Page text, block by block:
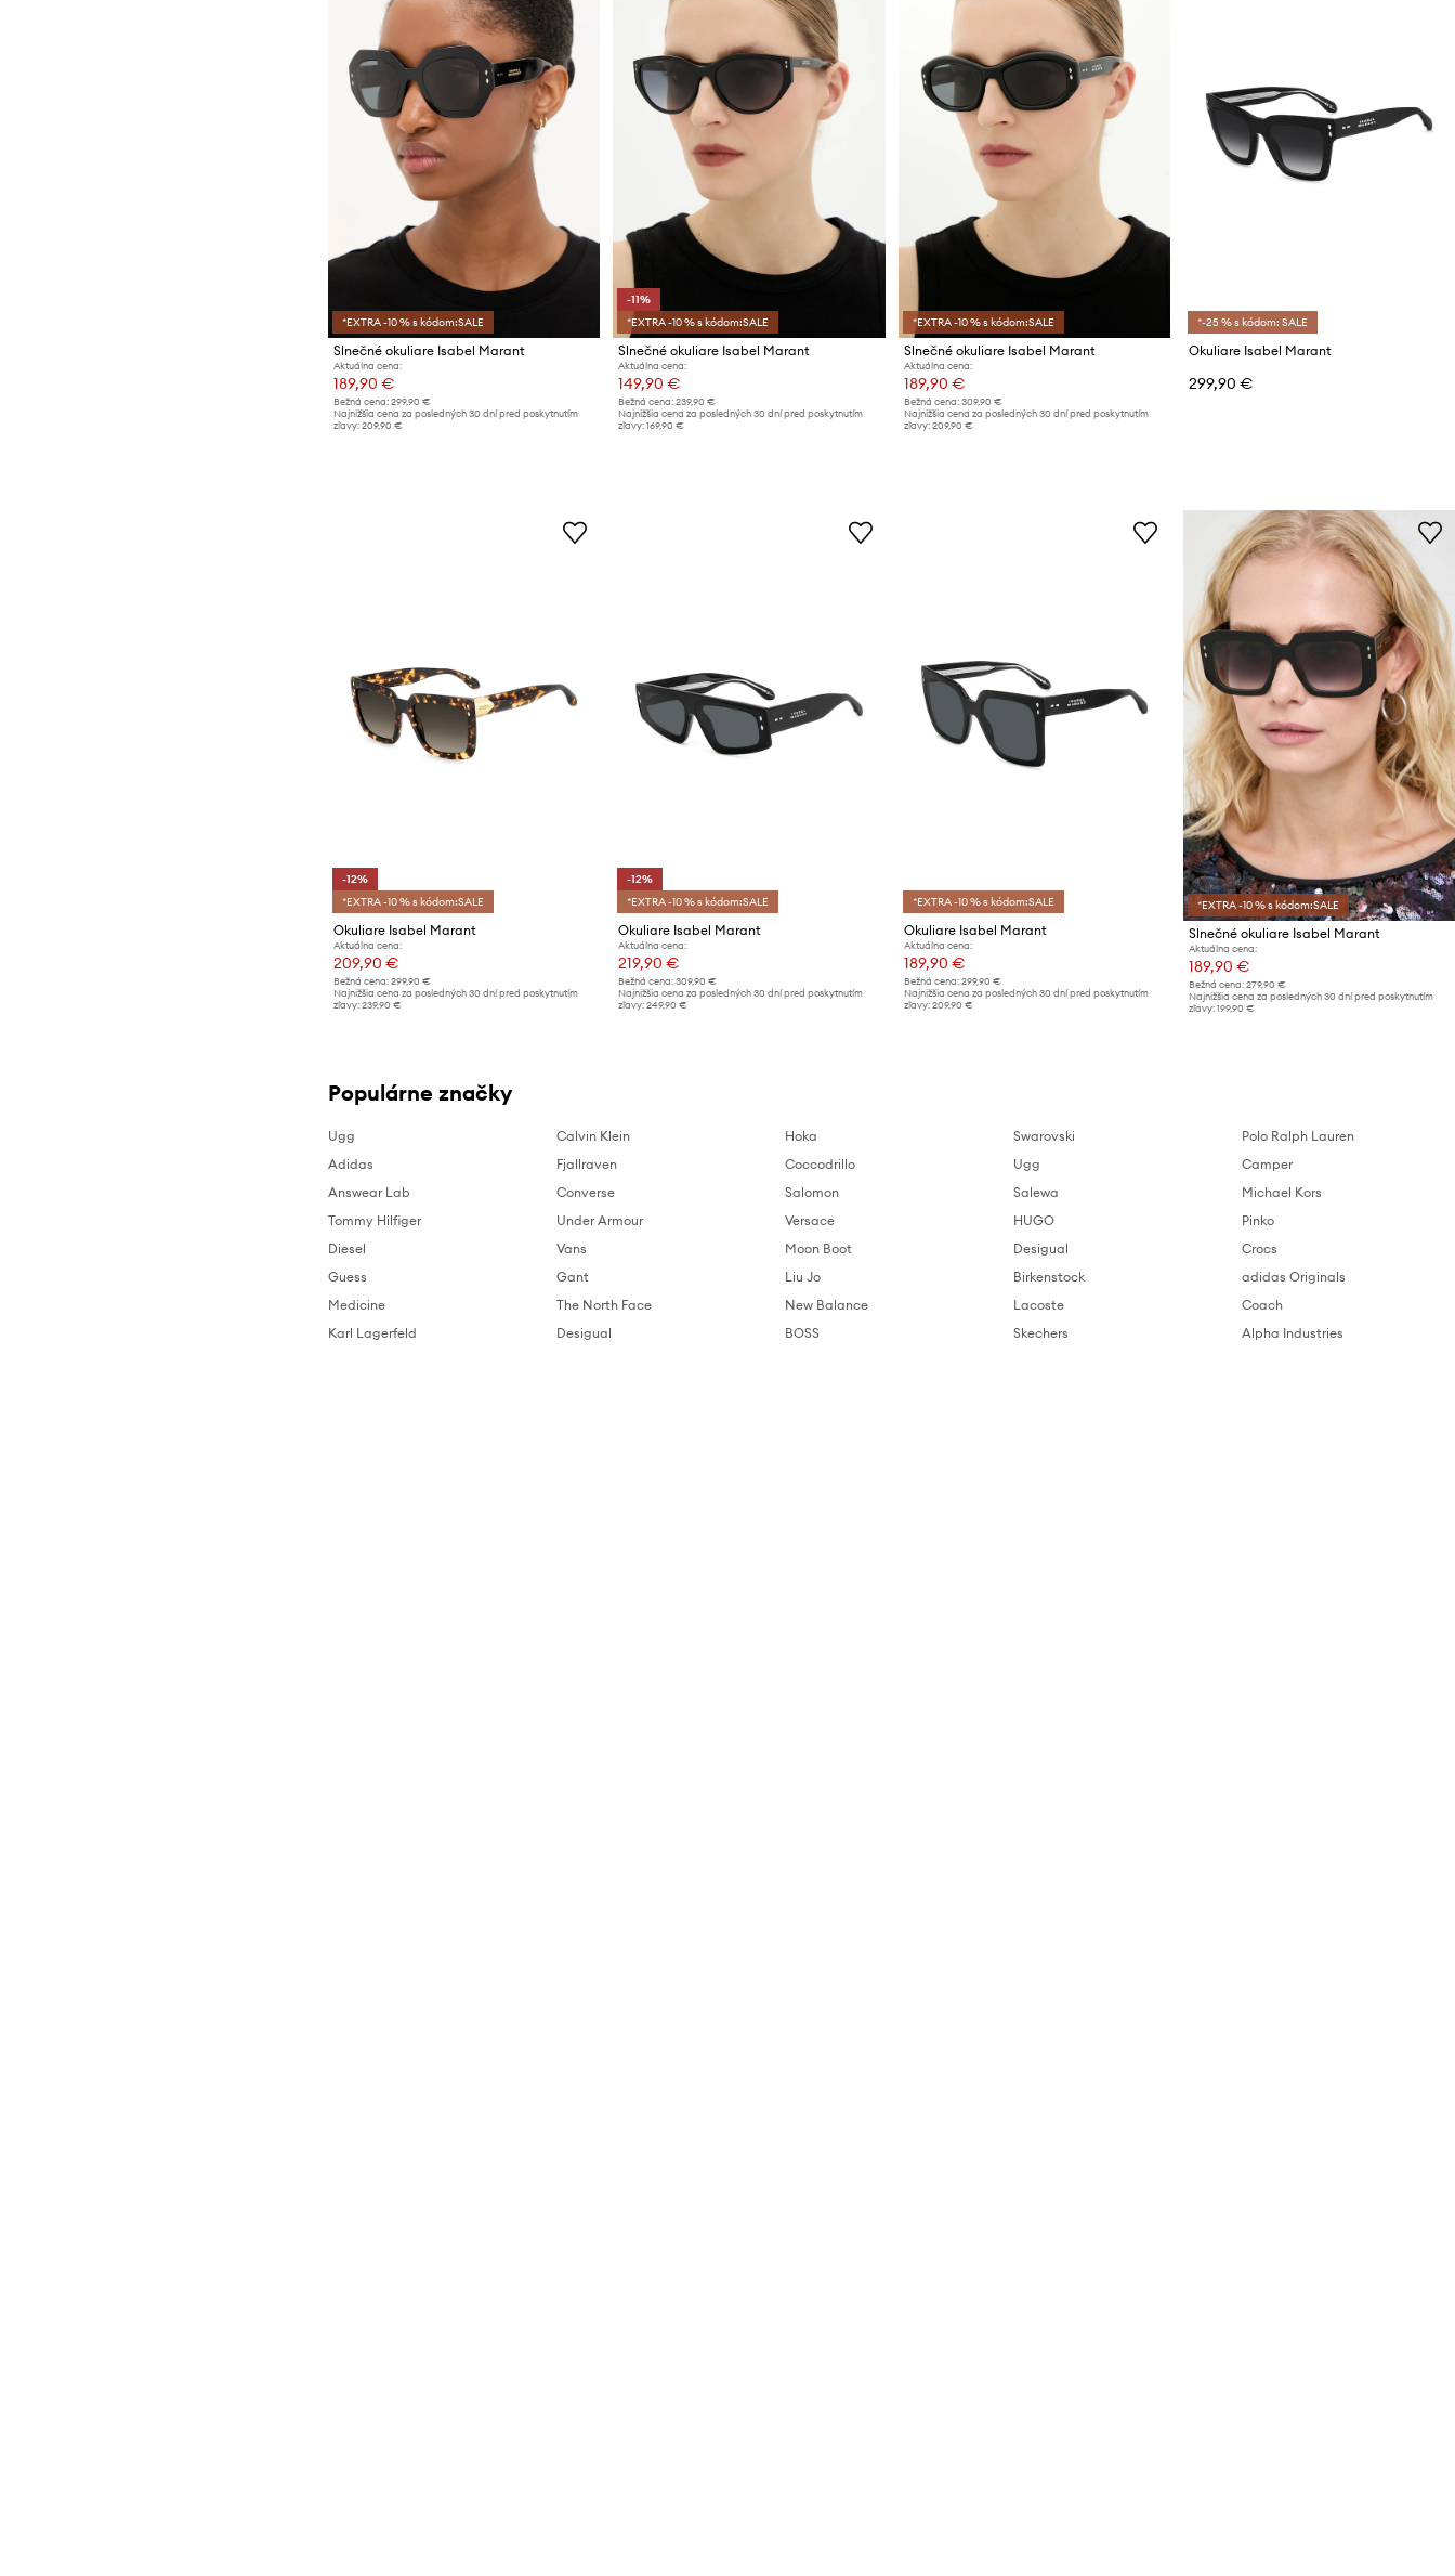
*EXTRA -10 % s kódom:SALE
Slnečné okuliare Isabel Marant
Aktuálna cena:
189,90 €
Bežná cena: 299,90 €
Najnižšia cena za posledných 30 dní pred poskytnutím
zľavy: 209,90 €
-11%
*EXTRA -10 % s kódom:SALE
Slnečné okuliare Isabel Marant
Aktuálna cena:
149,90 €
Bežná cena: 239,90 €
Najnižšia cena za posledných 30 dní pred poskytnutím
zľavy: 169,90 €
*EXTRA -10 % s kódom:SALE
Slnečné okuliare Isabel Marant
Aktuálna cena:
189,90 €
Bežná cena: 309,90 €
Najnižšia cena za posledných 30 dní pred poskytnutím
zľavy: 209,90 €
*-25 % s kódom: SALE
Okuliare Isabel Marant
299,90 €
-12%
*EXTRA -10 % s kódom:SALE
Okuliare Isabel Marant
Aktuálna cena:
209,90 €
Bežná cena: 299,90 €
Najnižšia cena za posledných 30 dní pred poskytnutím
zľavy: 239,90 €
-12%
*EXTRA -10 % s kódom:SALE
Okuliare Isabel Marant
Aktuálna cena:
219,90 €
Bežná cena: 309,90 €
Najnižšia cena za posledných 30 dní pred poskytnutím
zľavy: 249,90 €
*EXTRA -10 % s kódom:SALE
Okuliare Isabel Marant
Aktuálna cena:
189,90 €
Bežná cena: 299,90 €
Najnižšia cena za posledných 30 dní pred poskytnutím
zľavy: 209,90 €
*EXTRA -10 % s kódom:SALE
Slnečné okuliare Isabel Marant
Aktuálna cena:
189,90 €
Bežná cena: 279,90 €
Najnižšia cena za posledných 30 dní pred poskytnutím
zľavy: 199,90 €
Populárne značky
Ugg
Adidas
Answear Lab
Tommy Hilfiger
Diesel
Guess
Medicine
Karl Lagerfeld
Calvin Klein
Fjallraven
Converse
Under Armour
Vans
Gant
The North Face
Desigual
Hoka
Coccodrillo
Salomon
Versace
Moon Boot
Liu Jo
New Balance
BOSS
Swarovski
Ugg
Salewa
HUGO
Desigual
Birkenstock
Lacoste
Skechers
Polo Ralph Lauren
Camper
Michael Kors
Pinko
Crocs
adidas Originals
Coach
Alpha Industries